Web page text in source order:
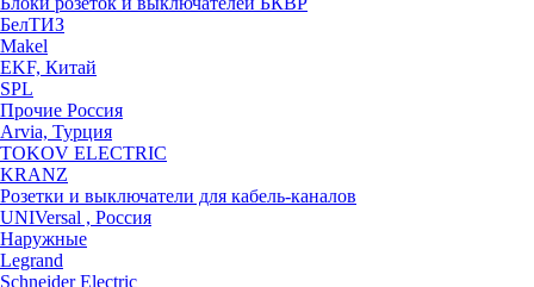
БелТИЗ
Makel
EKF, Китай
SPL
Прочие Россия
Arvia, Турция
TOKOV ELECTRIC
KRANZ
Розетки и выключатели для кабель-каналов
UNIVersal , Россия
Наружные
Legrand
Schneider Electric